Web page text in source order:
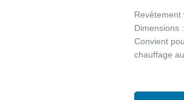
Revêtement
Dimensions
Convient
chauffage